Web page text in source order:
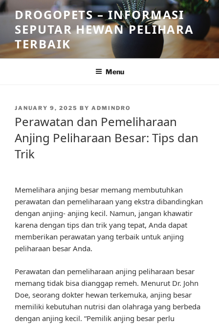
Skip
to
content
DROGOPETS – INFORMASI
SEPUTAR HEWAN PELIHARA
TERBAIK
Menu
POSTED
JANUARY 9, 2025 BY ADMINDRO
Perawatan dan Pemeliharaan
Anjing Peliharaan Besar: Tips dan
Trik
Memelihara anjing besar memang membutuhkan
perawatan dan pemeliharaan yang ekstra dibandingkan
dengan anjing- anjing kecil. Namun, jangan khawatir
karena dengan tips dan trik yang tepat, Anda dapat
memberikan perawatan yang terbaik untuk anjing
peliharaan besar Anda.
Perawatan dan pemeliharaan anjing peliharaan besar
memang tidak bisa dianggap remeh. Menurut Dr. John
Doe, seorang dokter hewan terkemuka, anjing besar
memiliki kebutuhan nutrisi dan olahraga yang berbeda
dengan anjing kecil. “Pemilik anjing besar perlu